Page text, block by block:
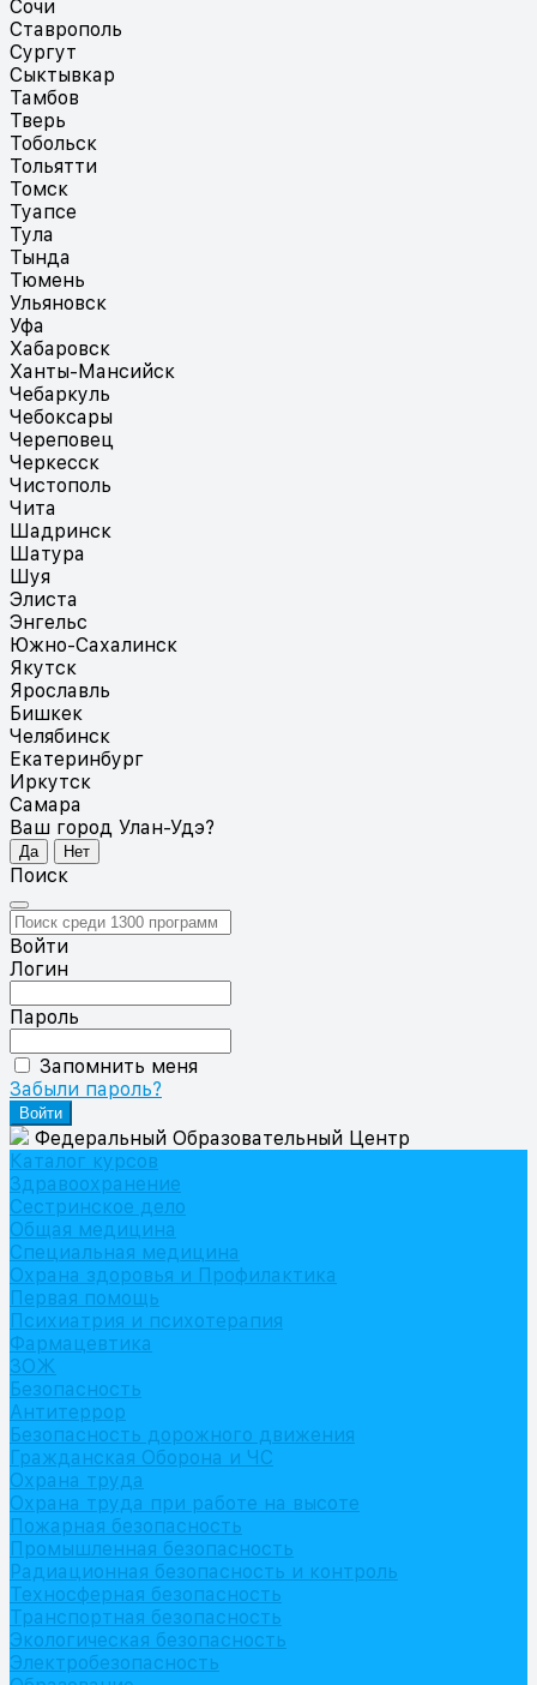
Сочи
Ставрополь
Сургут
Сыктывкар
Тамбов
Тверь
Тобольск
Тольятти
Томск
Туапсе
Тула
Тында
Тюмень
Ульяновск
Уфа
Хабаровск
Ханты-Мансийск
Чебаркуль
Чебоксары
Череповец
Черкесск
Чистополь
Чита
Шадринск
Шатура
Шуя
Элиста
Энгельс
Южно-Сахалинск
Якутск
Ярославль
Бишкек
Челябинск
Екатеринбург
Иркутск
Самара
Ваш город Улан-Удэ?
Да Нет
Поиск
Войти
Логин
Пароль
Запомнить меня
Забыли пароль?
Федеральный Образовательный Центр
Каталог курсов
Здравоохранение
Сестринское дело
Общая медицина
Специальная медицина
Охрана здоровья и Профилактика
Первая помощь
Психиатрия и психотерапия
Фармацевтика
ЗОЖ
Безопасность
Антитеррор
Безопасность дорожного движения
Гражданская Оборона и ЧС
Охрана труда
Охрана труда при работе на высоте
Пожарная безопасность
Промышленная безопасность
Радиационная безопасность и контроль
Техносферная безопасность
Транспортная безопасность
Экологическая безопасность
Электробезопасность